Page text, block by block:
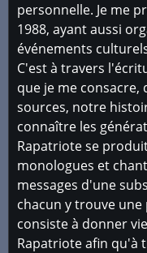
personnelle. Je me
1988, ayant aussi
événements
C'est à travers
que je me consacre,
sources, notre
connaître les
Rapatriote se
monologues et
messages d'une
chacun y trouve
consiste à donner
Rapatriote afin qu'à